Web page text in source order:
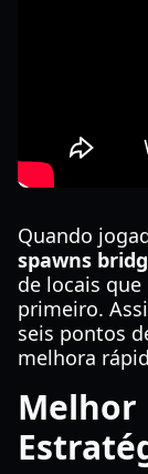
Quando
spawns
de locais
primeiro.
seis pontos
melhora
Melhor